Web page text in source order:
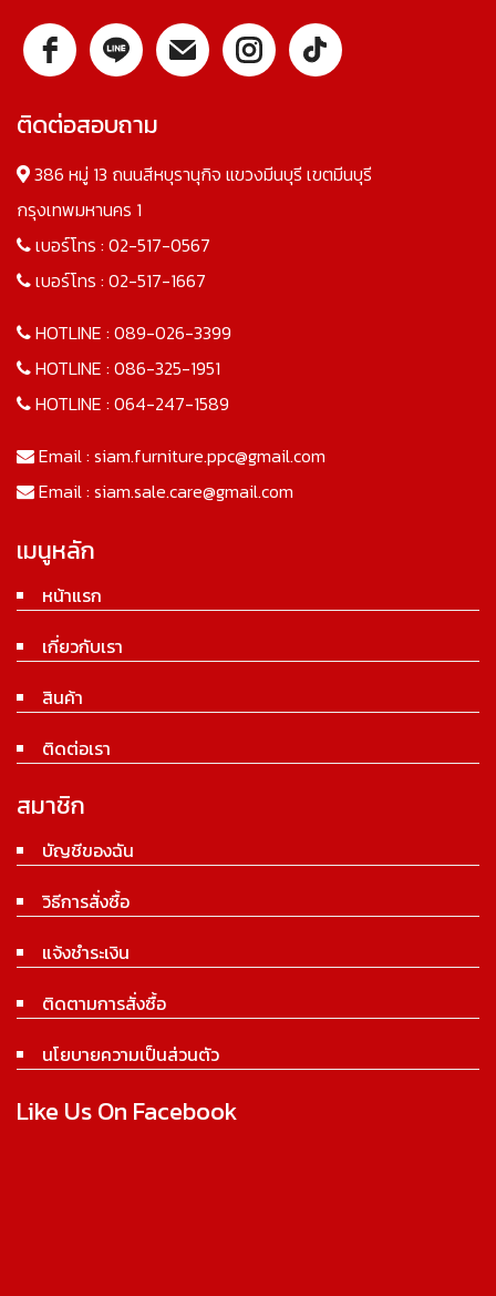
ติดต่อสอบถาม
386 หมู่ 13 ถนนสีหบุรานุกิจ แขวงมีนบุรี เขตมีนบุรี
กรุงเทพมหานคร 1
เบอร์โทร : 02-517-0567
เบอร์โทร : 02-517-1667
HOTLINE : 089-026-3399
HOTLINE : 086-325-1951
HOTLINE : 064-247-1589
Email : siam.furniture.ppc@gmail.com
Email : siam.sale.care@gmail.com
เมนูหลัก
หน้าแรก
เกี่ยวกับเรา
สินค้า
ติดต่อเรา
สมาชิก
บัญชีของฉัน
วิธีการสั่งซื้อ
แจ้งชำระเงิน
ติดตามการสั่งซื้อ
นโยบายความเป็นส่วนตัว
Like Us On Facebook